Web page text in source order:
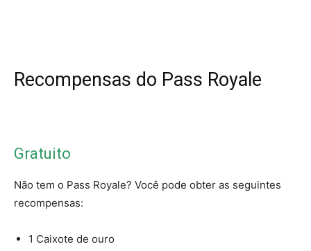
Recompensas do Pass Royale
Gratuito
Não tem o Pass Royale? Você pode obter as seguintes
recompensas:
1 Caixote de ouro